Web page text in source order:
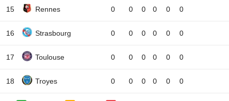
15 Rennes 0 0 0 0 0 0
16 Strasbourg 0 0 0 0 0 0
17 Toulouse 0 0 0 0 0 0
18 Troyes 0 0 0 0 0 0